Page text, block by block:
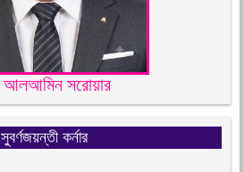
আলআমিন সরোয়ার
সুবর্ণজয়ন্তী কর্নার